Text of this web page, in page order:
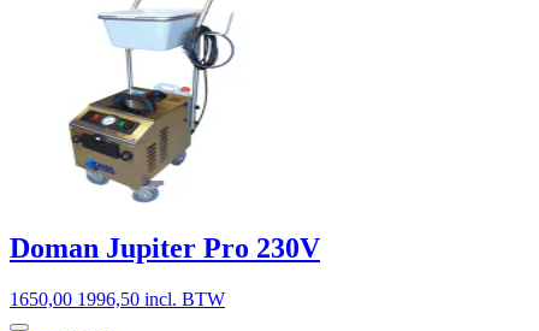
Doman Jupiter Pro 230V
1650,00 1996,50 incl. BTW